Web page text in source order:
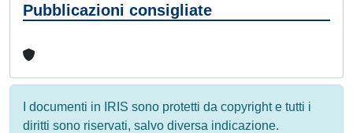
Pubblicazioni consigliate
I documenti in IRIS sono protetti da copyright e tutti i
diritti sono riservati, salvo diversa indicazione.